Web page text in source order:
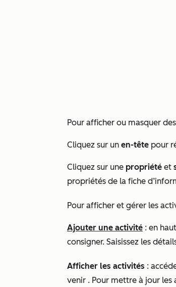
Pour afficher ou masquer
Cliquez sur un en-tête pour
Cliquez sur une propriété et
propriétés de la fiche
Pour afficher et gérer les
Ajouter une activité : en
consigner. Saisissez les
Afficher les activités :
venir . Pour mettre à jour les